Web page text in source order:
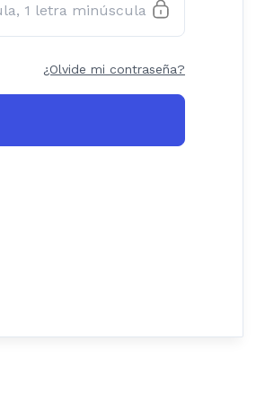
¿Olvide mi contraseña?